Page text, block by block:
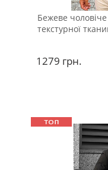
Бежеве
текстурної
1279 грн.